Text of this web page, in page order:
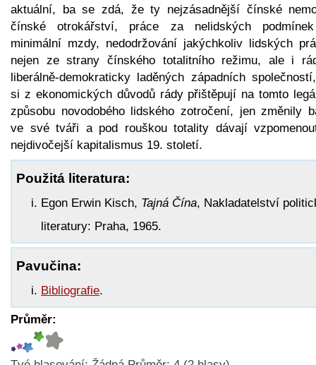
aktuální, ba se zdá, že ty nejzásadnější čínské
čínské otrokářství, práce za nelidských
minimální mzdy, nedodržování jakýchkoliv lidských
nejen ze strany čínského totalitního režimu, ale i
liberálně-demokraticky laděných západních
si z ekonomických důvodů rády přištěpují na tomto
způsobu novodobého lidského zotročení, jen změnily
ve své tváři a pod rouškou totality dávají
nejdivočejší kapitalismus 19. století.
Použitá literatura:
Egon Erwin Kisch, Tajná Čína, Nakladatelství
literatury: Praha, 1965.
Pavučina:
Bibliografie.
Průměr: